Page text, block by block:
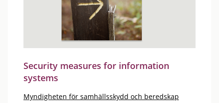
Security measures for information
systems
Myndigheten för samhällsskydd och beredskap